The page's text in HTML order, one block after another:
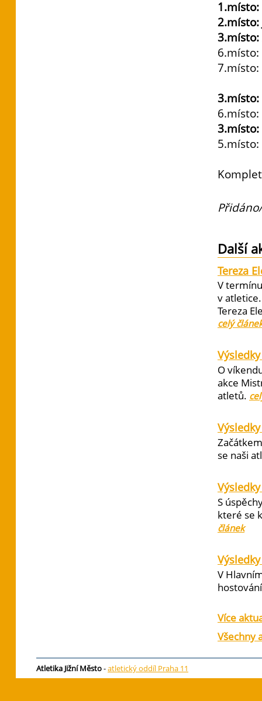
7.místo:
3.místo:
6.místo:
3.místo:
5.místo:
Další
Tereza
V
v
Tereza
celý
O
akce
atletů.
se naši
S
které se
článek
V
Více
Všechny
Atletika Jižní Město-atletický oddíl Praha 11